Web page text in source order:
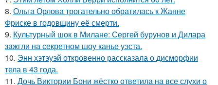
8. Ольга Орлова трогательно обратилась к Жанне
Фриске в годовщину её смерти.
9. Культурный шок в Милане: Сергей бурунов и Дилара
зажгли на секретном шоу канье уэста.
10. Энн хэтэуэй откровенно рассказала о дисморфии
тела в 43 года.
11. Дочь Виктории Бони жёстко ответила на все слухи о